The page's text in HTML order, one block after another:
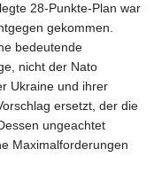
28-Punkte-Plan war
gekommen.
bedeutende
nicht der Nato
Ukraine und ihrer
ersetzt, der die
ungeachtet
Maximalforderungen